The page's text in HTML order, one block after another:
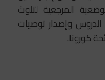
المرجعية لتلوث
وإصدار توصيات
كورونا.